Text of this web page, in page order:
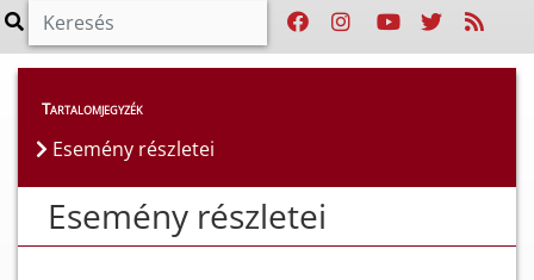
Esemény részletei
Tartalomjegyzék
Esemény részletei
Esemény részletei